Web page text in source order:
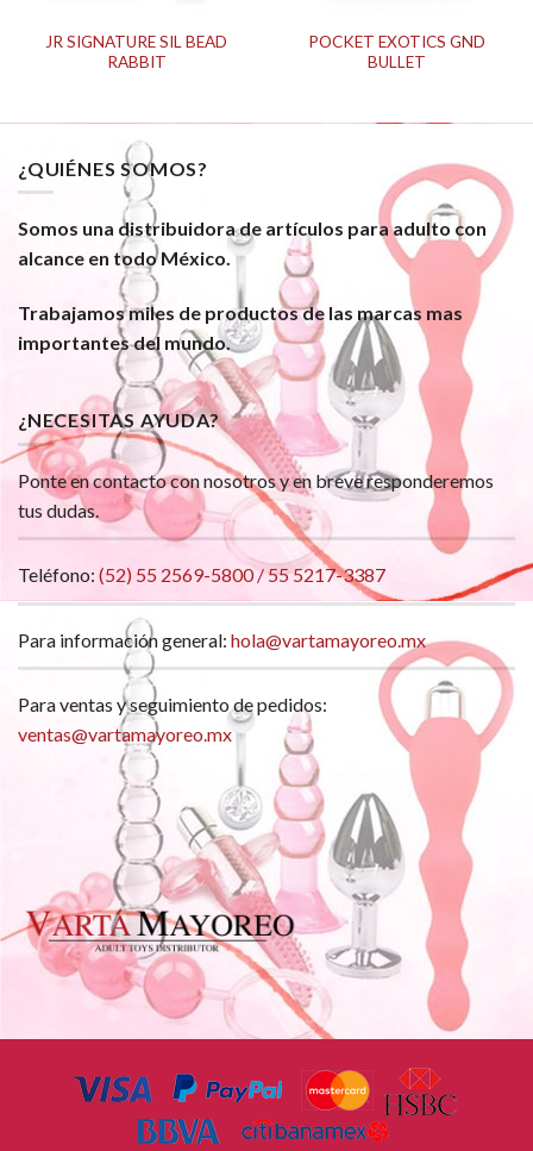
JR SIGNATURE SIL BEAD
RABBIT
POCKET EXOTICS GND
BULLET
¿QUIÉNES SOMOS?
Somos una distribuidora de artículos para adulto con
alcance en todo México.
Trabajamos miles de productos de las marcas mas
importantes del mundo.
¿NECESITAS AYUDA?
Ponte en contacto con nosotros y en breve responderemos
tus dudas.
Teléfono: (52) 55 2569-5800 / 55 5217-3387
Para información general: hola@vartamayoreo.mx
Para ventas y seguimiento de pedidos:
ventas@vartamayoreo.mx